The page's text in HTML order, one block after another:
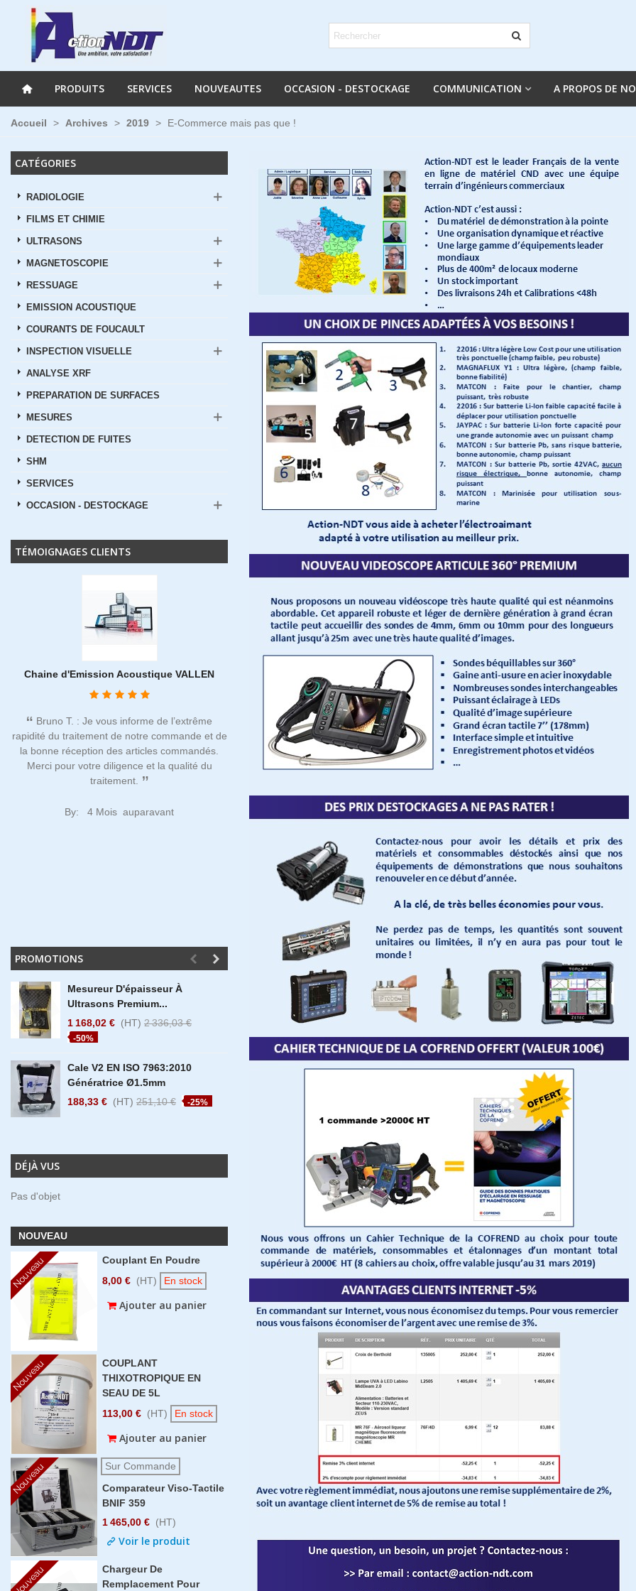
PRODUITS SERVICES NOUVEAUTES OCCASION - DESTOCKAGE COMMUNICATION A PROPOS DE
Accueil > Archives > 2019 > E-Commerce mais pas que !
CATÉGORIES
RADIOLOGIE
FILMS ET CHIMIE
ULTRASONS
MAGNETOSCOPIE
RESSUAGE
EMISSION ACOUSTIQUE
COURANTS DE FOUCAULT
INSPECTION VISUELLE
ANALYSE XRF
PREPARATION DE SURFACES
MESURES
DETECTION DE FUITES
SHM
SERVICES
OCCASION - DESTOCKAGE
TÉMOIGNAGES CLIENTS
Chaine d'Emission Acoustique VALLEN
Bruno T. : Je vous informe de l’extrême
rapidité du traitement de notre commande et de
la bonne réception des articles commandés.
Merci pour votre diligence et la qualité du
traitement.
By: 4 Mois auparavant
Vérification d'un appareil ultrasons
multiéléments
Noël C. : Prestataire de mon entreprise
depuis plusieurs années .. je peux témoigner
qu'ACTION NDT est devenu un partenaire
rigoureuse et aux tarifs justes , mes contacts
sur place sont disponibles et toujours à même
attentes . félicitations
By: 1 An auparavant
Combiné Luxmètre Radiomètre UV
Luminance Labino APOLLO
SF-CONTROLE : Plus qu’une
sérieuse, un partenaire de longue date
By: 1 An auparavant
PROMOTIONS
Mesureur D'épaisseur À
Ultrasons Premium...
1 168,02 € (HT) 2 336,03 €
-50%
Cale V2 EN ISO 7963:2010
Génératrice Ø1.5mm
188,33 € (HT) 251,10 € -25%
Déstockage Vidéoscope Articulé
360° Haute...
6 576,97 €
9 395,67 €
-30%
Déstockage Vidéoscope Articulé
Scanner De Numérisation 3D
Creaform Handyscan...
31 909,00 € (HT) 37 540,00 €
-15%
Logiciels InnovMetric
Inspector &...
11 185,00 € (HT)
-50%
DÉJÀ VUS
Pas d'objet
NOUVEAU
Nouveau
Couplant En Poudre
8,00 € (HT) En stock
Ajouter au panier
Nouveau
COUPLANT
THIXOTROPIQUE EN
SEAU DE 5L
113,00 € (HT) En stock
Ajouter au panier
Nouveau
Sur Commande
Comparateur Viso-Tactile
BNIF 359
1 465,00 € (HT)
Voir le produit
Nouveau
Chargeur De
Remplacement Pour